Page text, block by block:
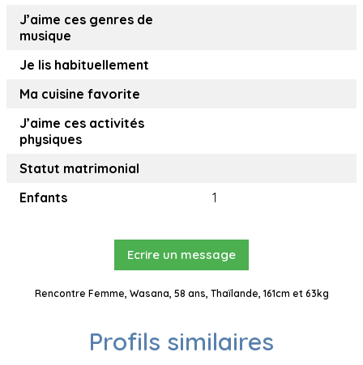
J’aime ces genres de
musique
Je lis habituellement
Ma cuisine favorite
J’aime ces activités
physiques
Statut matrimonial
Enfants
1
Ecrire un message
Rencontre Femme, Wasana, 58 ans, Thaïlande, 161cm et 63kg
Profils similaires